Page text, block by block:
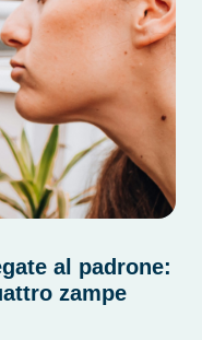
al padrone:
zampe